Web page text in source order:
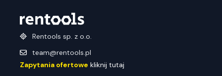
Rentools sp. z o.o.
team@rentools.pl
Zapytania ofertowe kliknij tutaj